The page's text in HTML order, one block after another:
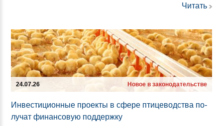
Читать
24.07.26 Новое в законодательстве
Ин­вес­ти­ци­он­ные про­ек­ты в сфе­ре пти­це­водс­тва по­
лу­чат фи­нан­со­вую под­дер­жку